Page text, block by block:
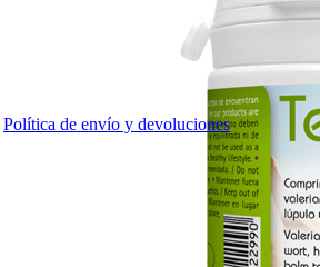
Política de envío y devoluciones